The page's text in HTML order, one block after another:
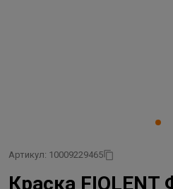
Артикул: 10009229465
Краска FIOLENT